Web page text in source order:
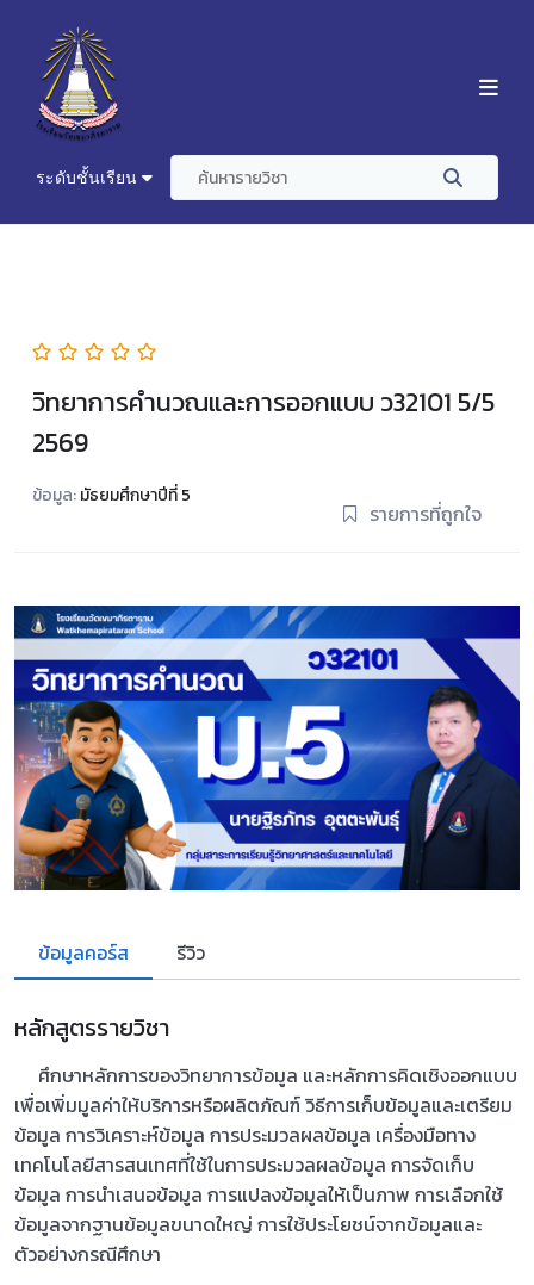
ระดับชั้นเรียน
วิทยาการคำนวณและการออกแบบ ว32101 5/5
2569
ข้อมูล:มัธยมศึกษาปีที่ 5
รายการที่ถูกใจ
ข้อมูลคอร์ส รีวิว
หลักสูตรรายวิชา
ศึกษาหลักการของวิทยาการข้อมูล และหลักการคิดเชิงออกแบบ
เพื่อเพิ่มมูลค่าให้บริการหรือผลิตภัณฑ์ วิธีการเก็บข้อมูลและเตรียม
ข้อมูล การวิเคราะห์ข้อมูล การประมวลผลข้อมูล เครื่องมือทาง
เทคโนโลยีสารสนเทศที่ใช้ในการประมวลผลข้อมูล การจัดเก็บ
ข้อมูล การนำเสนอข้อมูล การแปลงข้อมูลให้เป็นภาพ การเลือกใช้
ข้อมูลจากฐานข้อมูลขนาดใหญ่ การใช้ประโยชน์จากข้อมูลและ
ตัวอย่างกรณีศึกษา